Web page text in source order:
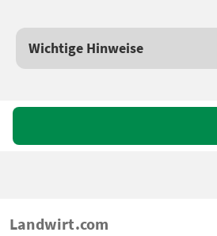
Wichtige Hinweise
Landwirt.com